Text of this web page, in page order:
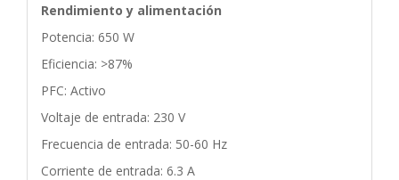
Rendimiento y alimentación
Potencia: 650 W
Eficiencia: >87%
PFC: Activo
Voltaje de entrada: 230 V
Frecuencia de entrada: 50-60 Hz
Corriente de entrada: 6.3 A